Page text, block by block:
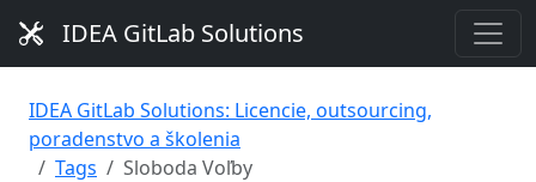
IDEA GitLab Solutions
IDEA GitLab Solutions: Licencie, outsourcing,
poradenstvo a školenia
Tags
Sloboda Voľby